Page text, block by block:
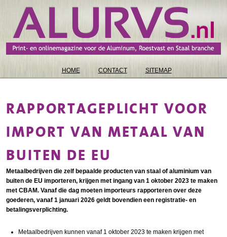
HOME CONTACT SITEMAP
RAPPORTAGEPLICHT VOOR
IMPORT VAN METAAL VAN
BUITEN DE EU
Metaalbedrijven die zelf bepaalde producten van staal of aluminium van
buiten de EU importeren, krijgen met ingang van 1 oktober 2023 te maken
met CBAM. Vanaf die dag moeten importeurs rapporteren over deze
goederen, vanaf 1 januari 2026 geldt bovendien een registratie- en
betalingsverplichting.
Metaalbedrijven kunnen vanaf 1 oktober 2023 te maken krijgen met